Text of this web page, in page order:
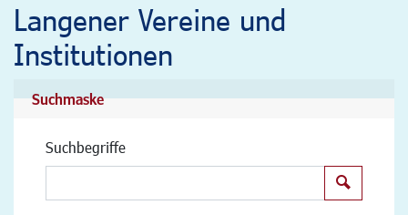
Langener Vereine und
Institutionen
Suchmaske
Suchbegriffe